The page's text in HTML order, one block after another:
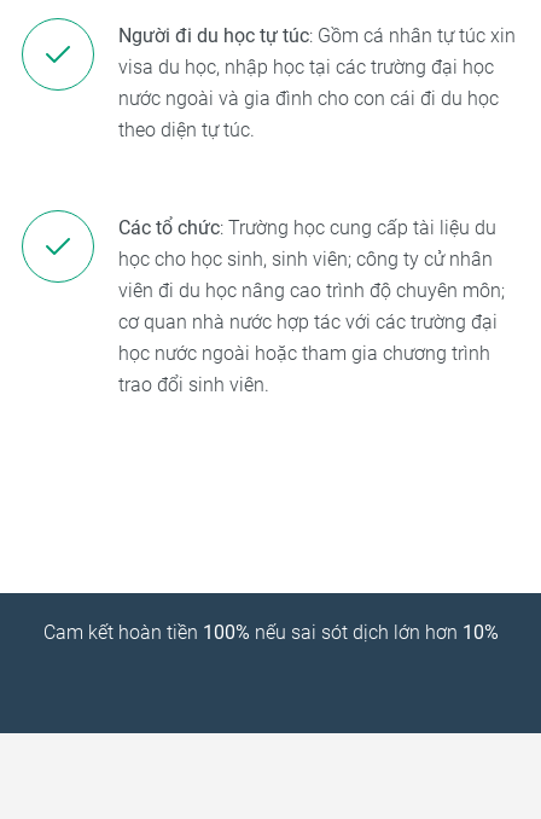
Người đi du học tự túc: Gồm cá nhân tự túc xin
visa du học, nhập học tại các trường đại học
nước ngoài và gia đình cho con cái đi du học
theo diện tự túc.
Các tổ chức: Trường học cung cấp tài liệu du
học cho học sinh, sinh viên; công ty cử nhân
viên đi du học nâng cao trình độ chuyên môn;
cơ quan nhà nước hợp tác với các trường đại
học nước ngoài hoặc tham gia chương trình
trao đổi sinh viên.
Cam kết hoàn tiền 100% nếu sai sót dịch lớn hơn 10%